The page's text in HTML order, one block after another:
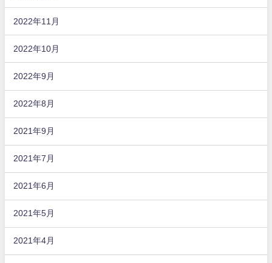
2022年11月
2022年10月
2022年9月
2022年8月
2021年9月
2021年7月
2021年6月
2021年5月
2021年4月